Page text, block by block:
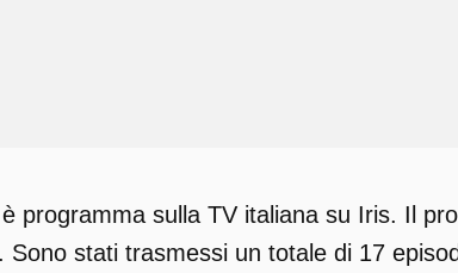
programma sulla TV italiana su Iris. Il
Sono stati trasmessi un totale di 17